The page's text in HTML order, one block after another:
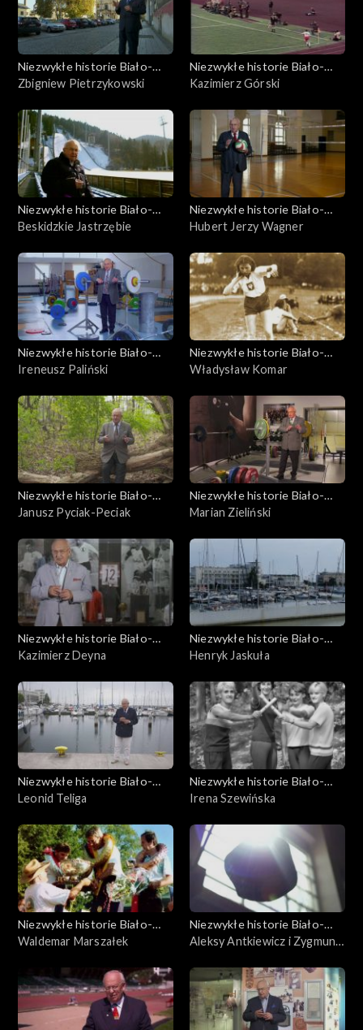
Niezwykłe historie Biało-
Czerwonych
Zbigniew Pietrzykowski
Niezwykłe historie Biało-
Czerwonych
Kazimierz Górski
Niezwykłe historie Biało-
Czerwonych
Beskidzkie Jastrzębie
Niezwykłe historie Biało-
Czerwonych
Hubert Jerzy Wagner
Niezwykłe historie Biało-
Czerwonych
Ireneusz Paliński
Niezwykłe historie Biało-
Czerwonych
Władysław Komar
Niezwykłe historie Biało-
Czerwonych
Janusz Pyciak-Peciak
Niezwykłe historie Biało-
Czerwonych
Marian Zieliński
Niezwykłe historie Biało-
Czerwonych
Kazimierz Deyna
Niezwykłe historie Biało-
Czerwonych
Henryk Jaskuła
Niezwykłe historie Biało-
Czerwonych
Leonid Teliga
Niezwykłe historie Biało-
Czerwonych
Irena Szewińska
Niezwykłe historie Biało-
Czerwonych
Waldemar Marszałek
Niezwykłe historie Biało-
Czerwonych
Aleksy Antkiewicz i Zygmunt